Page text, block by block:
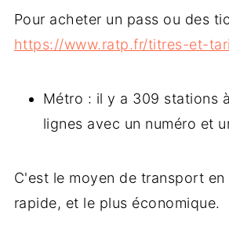
Pour acheter un pass ou des
https://www.ratp.fr/titres-et-
Métro : il y a 309 stations
lignes avec un numéro et
C'est le moyen de transport
rapide, et le plus économique.